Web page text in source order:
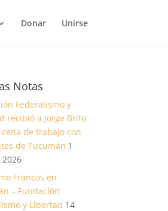
Donar Unirse
Notas
Federalismo y
recibió a Jorge Brito
de trabajo con
de Tucumán 1
2026
Francos en
– Fundación
y Libertad 14